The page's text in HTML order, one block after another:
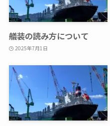
艤装の読み方について
2025年7月1日